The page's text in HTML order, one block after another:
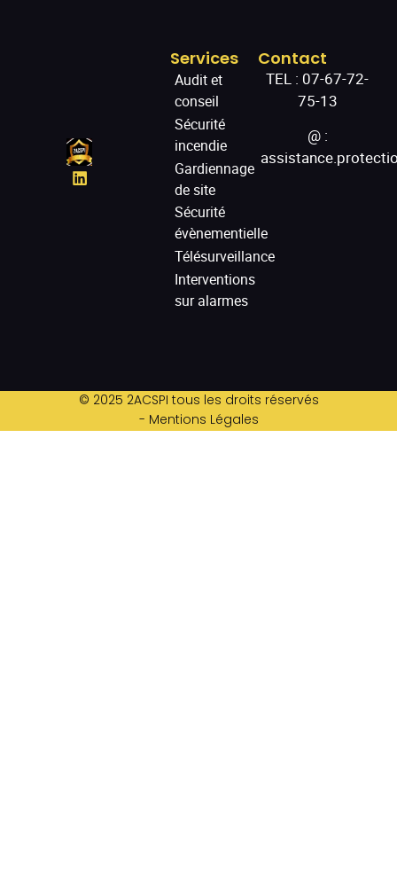
Services
Audit et
conseil
Sécurité
incendie
Gardiennage
de site
Sécurité
évènementielle
Télésurveillance
Interventions
sur alarmes
Contact
TEL : 07-67-72-
75-13
@ :
© 2025 2ACSPI tous les droits réservés
- Mentions Légales